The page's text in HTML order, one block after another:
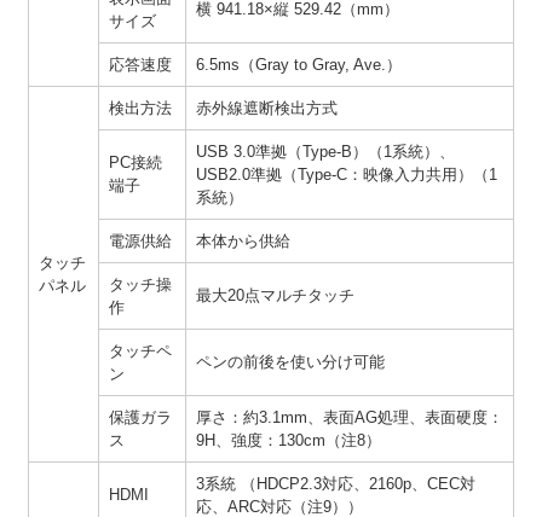
サイズ
横 941.18×縦 529.42（mm）
応答速度 6.5ms（Gray to Gray, Ave.）
タッチ
パネル
検出方法 赤外線遮断検出方式
PC接続
端子
USB 3.0準拠（Type-B）（1系統）、
USB2.0準拠（Type-C：映像入力共用）（1
系統）
電源供給 本体から供給
タッチ操
作
最大20点マルチタッチ
タッチペ
ン
ペンの前後を使い分け可能
保護ガラ
ス
厚さ：約3.1mm、表面AG処理、表面硬度：
9H、強度：130cm（注8）
HDMI
3系統 （HDCP2.3対応、2160p、CEC対
応、ARC対応（注9））